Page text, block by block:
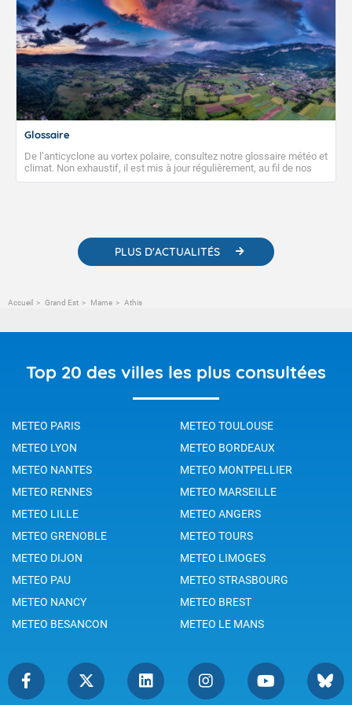
Glossaire
De l’anticyclone au vortex polaire, consultez notre glossaire météo et
climat. Non exhaustif, il est mis à jour régulièrement, au fil de nos
publications. Vous y trouverez également des liens utiles vers nos
PLUS D'ACTUALITÉS
Accueil Grand Est Marne Athis
Top 20 des villes les plus consultées
METEO PARIS
METEO TOULOUSE
METEO LYON
METEO BORDEAUX
METEO NANTES
METEO MONTPELLIER
METEO RENNES
METEO MARSEILLE
METEO LILLE
METEO ANGERS
METEO GRENOBLE
METEO TOURS
METEO DIJON
METEO LIMOGES
METEO PAU
METEO STRASBOURG
METEO NANCY
METEO BREST
METEO BESANCON
METEO LE MANS